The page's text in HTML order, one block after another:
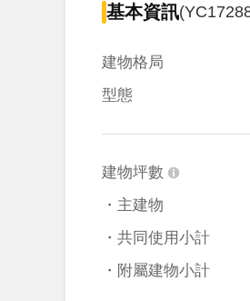
基本資訊
建物格局
型態
建物坪數
・主建物
・共同使用小計
・附屬建物小計